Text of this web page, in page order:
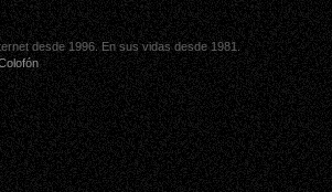
desde 1996. En sus vidas desde 1981.